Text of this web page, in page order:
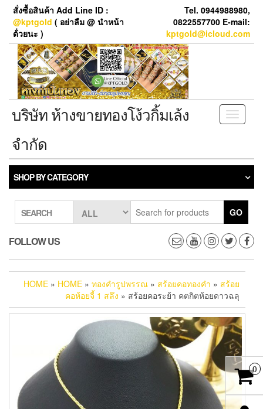
Skip
content
สั่งซื้อสินค้า Add Line ID :
@kptgold ( อย่าลืม @ นำหน้า
ด้่วยนะ )
Tel. 0944988980,
0822557700 E-mail:
kptgold@icloud.com
Toggle
บริษัท ห้างขายทองโง้วกิ้มเล้ง
จำกัด
SHOP BY CATEGORY
SEARCH GO
FOLLOW US
HOME » HOME » ทองคำรูปพรรณ » สร้อยคอทองคำ » สร้อย
คอห้อยจี้ 1 สลึง » สร้อยคอระย้า คตกิตห้อยดาวฉลุ
0